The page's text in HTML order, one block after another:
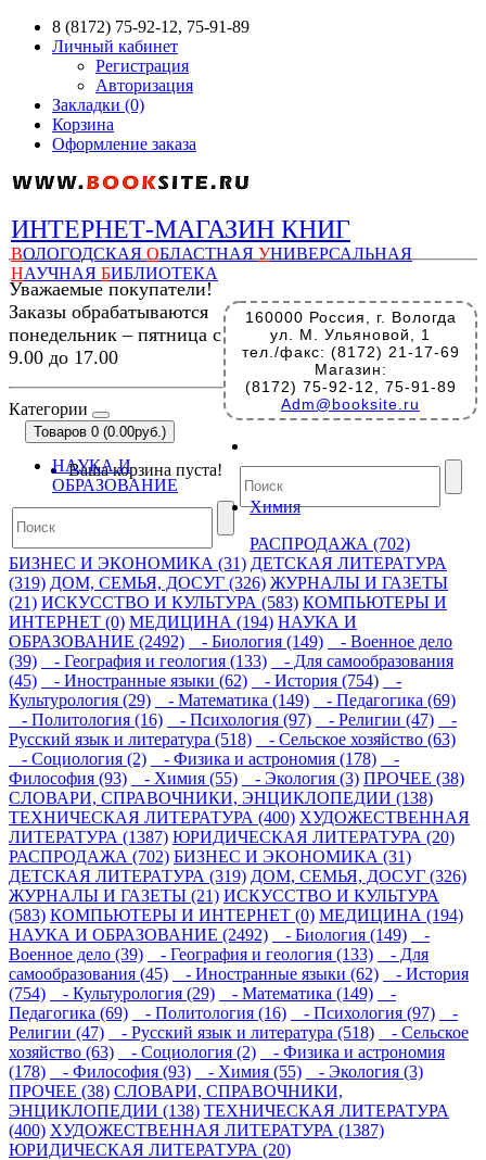
8 (8172) 75-92-12, 75-91-89
Личный кабинет
Регистрация
Авторизация
Закладки (0)
Корзина
Оформление заказа
ИНТЕРНЕТ-МАГАЗИН КНИГ
ВОЛОГОДСКАЯ ОБЛАСТНАЯ УНИВЕРСАЛЬНАЯ
НАУЧНАЯ БИБЛИОТЕКА
160000 Россия, г. Вологда
ул. М. Ульяновой, 1
тел./факс: (8172) 21-17-69
Магазин:
(8172) 75-92-12, 75-91-89
Adm@booksite.ru
Уважаемые покупатели!
Заказы обрабатываются
понедельник – пятница с
9.00 до 17.00
Категории
Товаров 0 (0.00руб.)
Ваша корзина пуста!
НАУКА И
ОБРАЗОВАНИЕ
Химия
РАСПРОДАЖА (702)
БИЗНЕС И ЭКОНОМИКА (31) ДЕТСКАЯ ЛИТЕРАТУРА
(319) ДОМ, СЕМЬЯ, ДОСУГ (326) ЖУРНАЛЫ И ГАЗЕТЫ
(21) ИСКУССТВО И КУЛЬТУРА (583) КОМПЬЮТЕРЫ И
ИНТЕРНЕТ (0) МЕДИЦИНА (194) НАУКА И
ОБРАЗОВАНИЕ (2492)
- Биология (149)
- Военное дело
(39)
- География и геология (133)
- Для самообразования
(45)
- Иностранные языки (62) - История (754)
-
Культурология (29)
- Математика (149)
- Педагогика (69)
- Политология (16)
- Психология (97) - Религии (47)
-
Русский язык и литература (518)
- Сельское хозяйство (63)
- Социология (2)
- Физика и астрономия (178)
-
Философия (93)
- Химия (55) - Экология (3) ПРОЧЕЕ (38)
СЛОВАРИ, СПРАВОЧНИКИ, ЭНЦИКЛОПЕДИИ (138)
ТЕХНИЧЕСКАЯ ЛИТЕРАТУРА (400) ХУДОЖЕСТВЕННАЯ
ЛИТЕРАТУРА (1387) ЮРИДИЧЕСКАЯ ЛИТЕРАТУРА (20)
РАСПРОДАЖА (702) БИЗНЕС И ЭКОНОМИКА (31)
ДЕТСКАЯ ЛИТЕРАТУРА (319) ДОМ, СЕМЬЯ, ДОСУГ (326)
ЖУРНАЛЫ И ГАЗЕТЫ (21) ИСКУССТВО И КУЛЬТУРА
(583) КОМПЬЮТЕРЫ И ИНТЕРНЕТ (0) МЕДИЦИНА (194)
НАУКА И ОБРАЗОВАНИЕ (2492)
- Биология (149)
-
Военное дело (39)
- География и геология (133)
- Для
самообразования (45)
- Иностранные языки (62)
- История
(754)
- Культурология (29) - Математика (149)
-
Педагогика (69)
- Политология (16) - Психология (97)
-
Религии (47)
- Русский язык и литература (518)
- Сельское
хозяйство (63)
- Социология (2)
- Физика и астрономия
(178)
- Философия (93) - Химия (55)
- Экология (3)
ПРОЧЕЕ (38) СЛОВАРИ, СПРАВОЧНИКИ,
ЭНЦИКЛОПЕДИИ (138) ТЕХНИЧЕСКАЯ ЛИТЕРАТУРА
(400) ХУДОЖЕСТВЕННАЯ ЛИТЕРАТУРА (1387)
ЮРИДИЧЕСКАЯ ЛИТЕРАТУРА (20)